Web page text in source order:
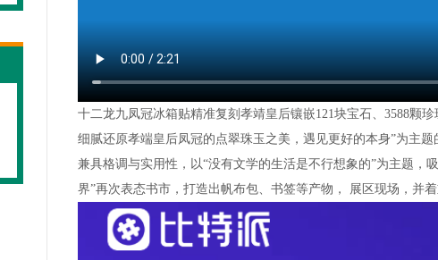
十二龙九凤冠冰箱贴精准复刻孝靖皇后镶嵌121块宝石、3588颗
细腻还原孝端皇后凤冠的点翠珠玉之美，遇见更好的本身”为主题
兼具格调与实用性，以“没有文学的生活是不行想象的”为主题，
界”再次表态书市，打造出帆布包、书签等产物， 展区现场，并